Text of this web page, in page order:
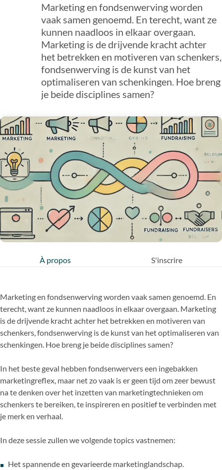
Marketing en fondsenwerving worden
vaak samen genoemd. En terecht, want ze
kunnen naadloos in elkaar overgaan.
Marketing is de drijvende kracht achter
het betrekken en motiveren van schenkers,
fondsenwerving is de kunst van het
optimaliseren van schenkingen. Hoe breng
je beide disciplines samen?
À propos S'inscrire
Marketing en fondsenwerving worden vaak samen genoemd. En
terecht, want ze kunnen naadloos in elkaar overgaan. Marketing
is de drijvende kracht achter het betrekken en motiveren van
schenkers, fondsenwerving is de kunst van het optimaliseren van
schenkingen. Hoe breng je beide disciplines samen?
In het beste geval hebben fondsenwervers een ingebakken
marketingreflex, maar net zo vaak is er geen tijd om zeer bewust
na te denken over het inzetten van marketingtechnieken om
schenkers te bereiken, te inspireren en positief te verbinden met
je merk en verhaal.
In deze sessie zullen we volgende topics vastnemen:
Het spannende en gevarieerde marketinglandschap.